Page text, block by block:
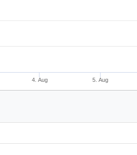
4. Aug 5. Aug